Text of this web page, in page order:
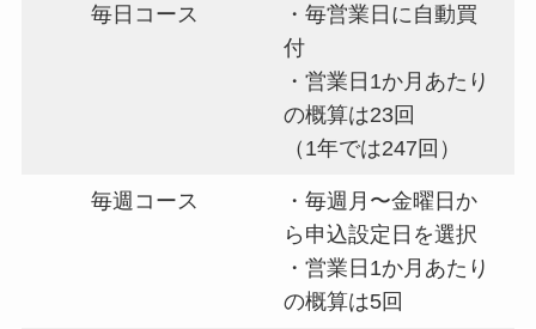
毎日コース
・毎営業日に自動買
付
・営業日1か月あたり
の概算は23回
（1年では247回）
毎週コース
・毎週月〜金曜日か
ら申込設定日を選択
・営業日1か月あたり
の概算は5回